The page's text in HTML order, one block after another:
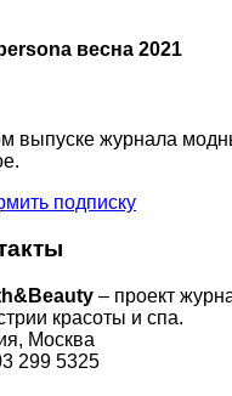
весна 2021
выпуске журнала
подписку
– проект
красоты и спа.
Москва
299 5325